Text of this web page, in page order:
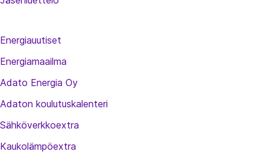
Energiauutiset
Energiamaailma
Adato Energia Oy
Adaton koulutuskalenteri
Sähköverkkoextra
Kaukolämpöextra